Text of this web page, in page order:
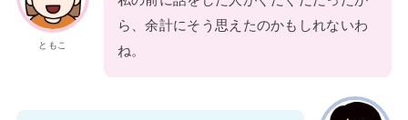
ともこ
ら、余計にそう思えたのかもしれないわ
ね。